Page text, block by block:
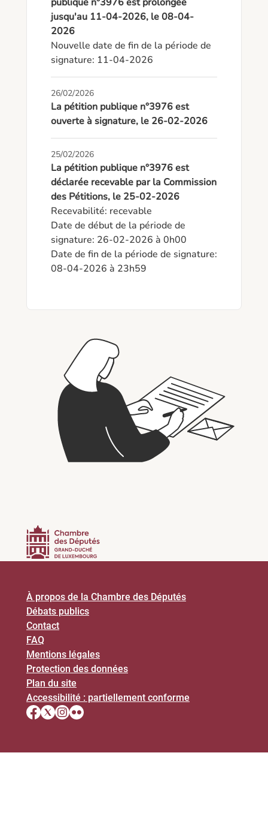
jusqu'au 11-04-2026, le 08-04-
2026
Nouvelle date de fin de la période de
signature: 11-04-2026
26/02/2026
La pétition publique n°3976 est
ouverte à signature, le 26-02-2026
25/02/2026
La pétition publique n°3976 est
déclarée recevable par la Commission
des Pétitions, le 25-02-2026
Recevabilité: recevable
Date de début de la période de
signature: 26-02-2026 à 0h00
Date de fin de la période de signature:
08-04-2026 à 23h59
À propos de la Chambre des Députés
Débats publics
Contact
FAQ
Mentions légales
Protection des données
Plan du site
Accessibilité : partiellement conforme